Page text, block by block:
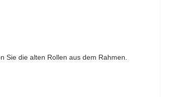
Sie die alten Rollen aus dem Rahmen.